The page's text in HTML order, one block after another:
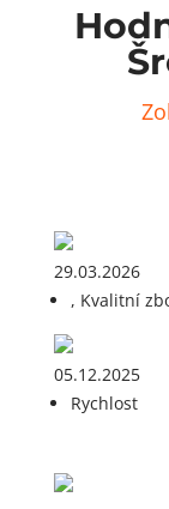
29.03.2026
, Kvalitní
05.12.2025
Rychlost